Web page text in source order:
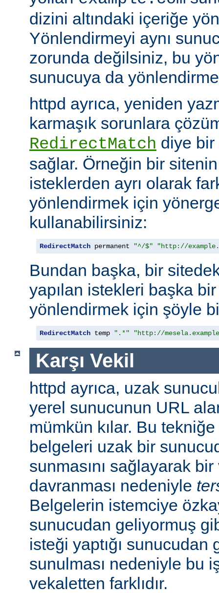
dizini altındaki içeriğe
Yönlendirmeyi aynı
zorunda değilsiniz, bu
sunucuya da
httpd ayrıca, yeniden
karmaşık sorunlara
RedirectMatch diye
sağlar. Örneğin bir
isteklerden ayrı olarak
yönlendirmek için
kullanabilirsiniz:
RedirectMatch permanent "^/$" "http://
Bundan başka, bir
yapılan istekleri başka
yönlendirmek için şöyle
RedirectMatch temp ".*" "http://
Karşı Vekil
httpd ayrıca, uzak
yerel sunucunun URL
mümkün kılar. Bu
belgeleri uzak bir
sunmasını sağlayarak
davranması nedeniyle
Belgelerin istemciye
sunucudan geliyormuş
isteği yaptığı sunucudan
sunulması nedeniyle bu
vekaletten farklıdır.